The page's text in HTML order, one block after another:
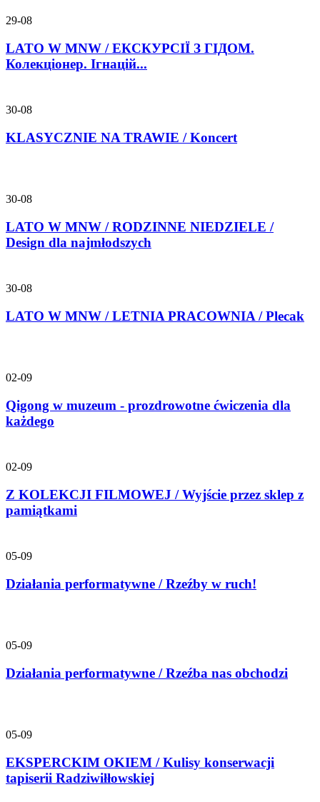
29-08
LATO W MNW / ЕКСКУРСІЇ З ГІДОМ.
Колекціонер. Ігнацій...
30-08
KLASYCZNIE NA TRAWIE / Koncert
30-08
LATO W MNW / RODZINNE NIEDZIELE /
Design dla najmłodszych
30-08
LATO W MNW / LETNIA PRACOWNIA / Plecak
02-09
Qigong w muzeum - prozdrowotne ćwiczenia dla
każdego
02-09
Z KOLEKCJI FILMOWEJ / Wyjście przez sklep z
pamiątkami
05-09
Działania performatywne / Rzeźby w ruch!
05-09
Działania performatywne / Rzeźba nas obchodzi
05-09
EKSPERCKIM OKIEM / Kulisy konserwacji
tapiserii Radziwiłłowskiej